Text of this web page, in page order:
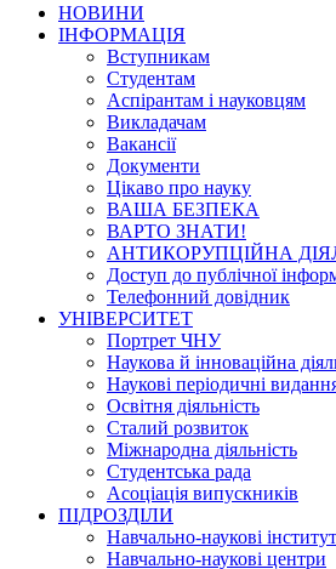
НОВИНИ
ІНФОРМАЦІЯ
Вступникам
Студентам
Аспірантам і науковцям
Викладачам
Вакансії
Документи
Цікаво про науку
ВАША БЕЗПЕКА
ВАРТО ЗНАТИ!
АНТИКОРУПЦІЙНА
Доступ до публічної
Телефонний довідник
УНІВЕРСИТЕТ
Портрет ЧНУ
Наукова й інноваційна
Наукові періодичні
Освітня діяльність
Сталий розвиток
Міжнародна діяльність
Студентська рада
Асоціація випускників
ПІДРОЗДІЛИ
Навчально-наукові
Навчально-наукові центри